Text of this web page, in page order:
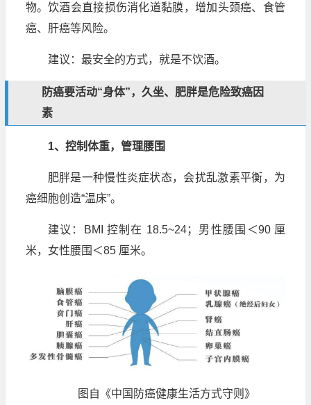
物。饮酒会直接损伤消化道黏膜，增加头颈癌、食管
癌、肝癌等风险。
建议：最安全的方式，就是不饮酒。
防癌要活动“身体”，久坐、肥胖是危险致癌因
素
1、控制体重，管理腰围
肥胖是一种慢性炎症状态，会扰乱激素平衡，为
癌细胞创造“温床”。
建议：BMI 控制在 18.5~24；男性腰围＜90 厘
米，女性腰围＜85 厘米。
图自《中国防癌健康生活方式守则》